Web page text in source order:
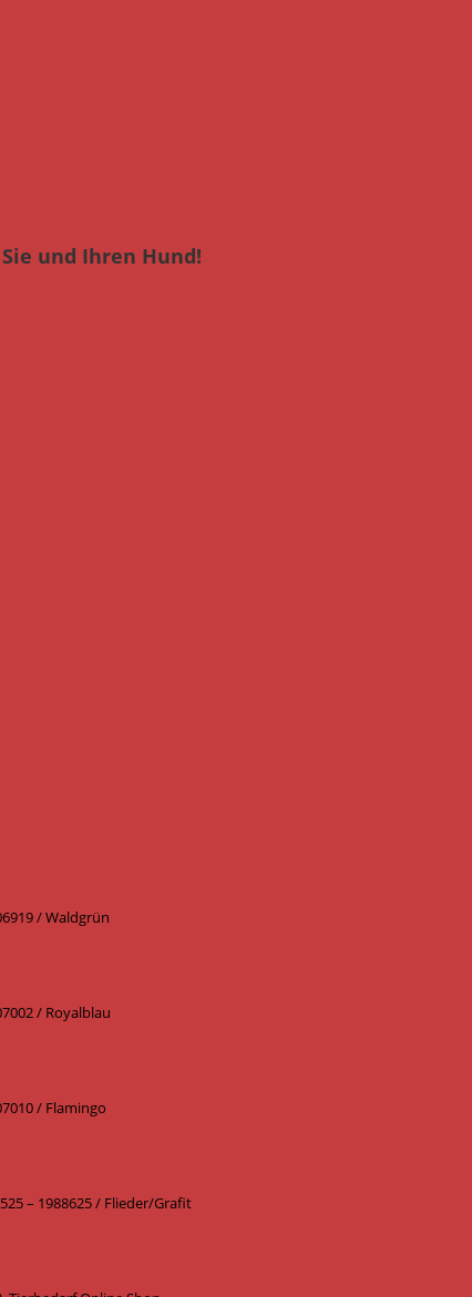
und Ihren Hund!
/ Waldgrün
/ Royalblau
/ Flamingo
– 1988625 / Flieder/Grafit